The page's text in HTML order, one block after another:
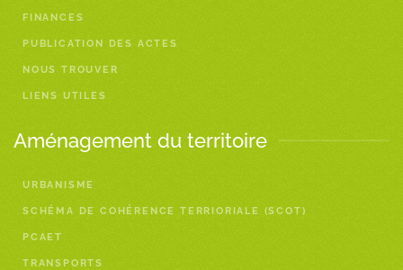
FINANCES
PUBLICATION DES ACTES
NOUS TROUVER
LIENS UTILES
Aménagement du territoire
URBANISME
SCHÉMA DE COHÉRENCE TERRIORIALE (SCOT)
PCAET
TRANSPORTS